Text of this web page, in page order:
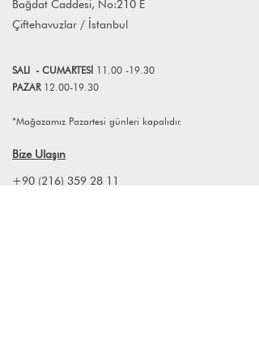
kuvvetlendiriyor.
Farklı adet siparişleriniz için
Bağdat Caddesi, No:210 E
Çiftehavuzlar / İstanbul
SALI - CUMARTESİ 11.00 -19.30
PAZAR 12.00-19.30
*Mağazamız Pazartesi günleri kapalıdır.
Bize Ulaşın
+90 (216) 359 28 11